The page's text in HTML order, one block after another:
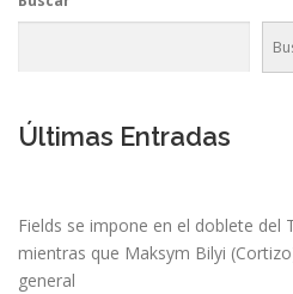
Últimas Entradas
Fields se impone en el doblete del
mientras que Maksym Bilyi
general